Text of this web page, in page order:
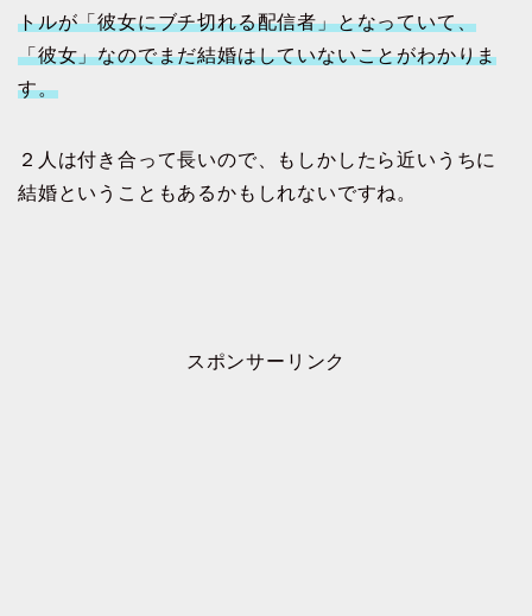
トルが「彼女にブチ切れる配信者」となっていて、
「彼女」なのでまだ結婚はしていないことがわかりま
す。
２人は付き合って長いので、もしかしたら近いうちに
結婚ということもあるかもしれないですね。
スポンサーリンク